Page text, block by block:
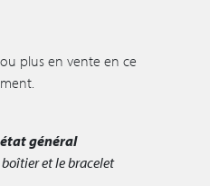
plus en vente en ce
général
boîtier et le bracelet